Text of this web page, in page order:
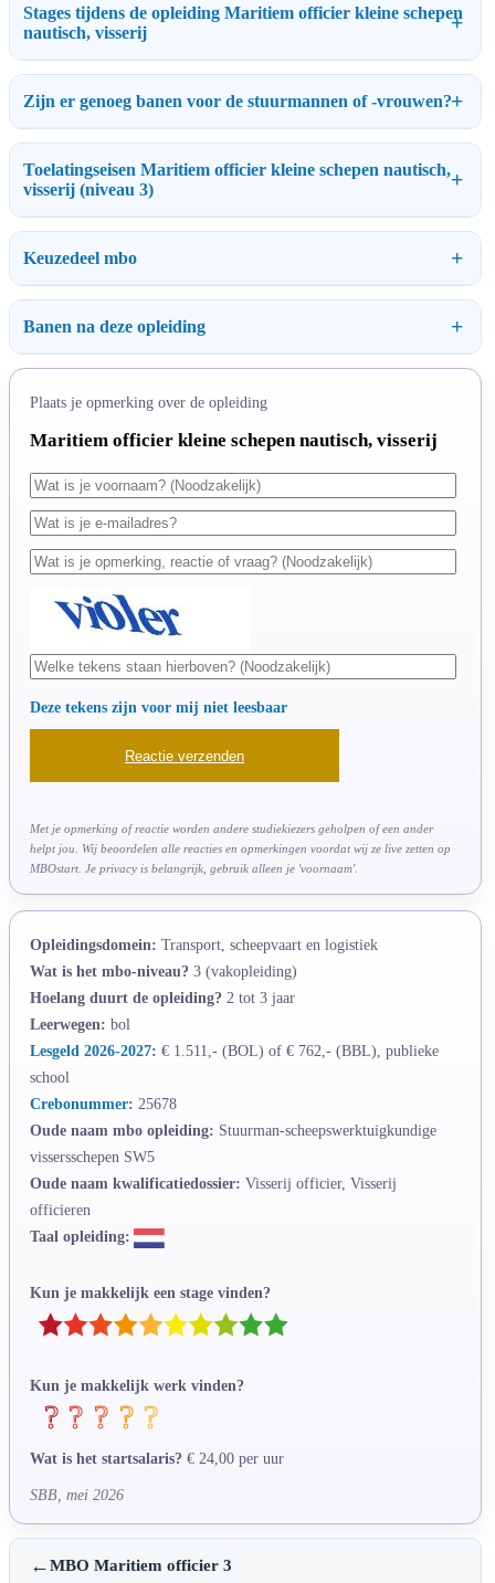
Stages tijdens de opleiding Maritiem officier kleine schepen
nautisch, visserij
Zijn er genoeg banen voor de stuurmannen of -vrouwen?
Toelatingseisen Maritiem officier kleine schepen nautisch,
visserij (niveau 3)
Keuzedeel mbo
Banen na deze opleiding
Plaats je opmerking over de opleiding
Maritiem officier kleine schepen nautisch, visserij
Deze tekens zijn voor mij niet leesbaar
Met je opmerking of reactie worden andere studiekiezers geholpen of een ander
helpt jou. Wij beoordelen alle reacties en opmerkingen voordat wij ze live zetten op
MBOstart. Je privacy is belangrijk, gebruik alleen je 'voornaam'.
Opleidingsdomein: Transport, scheepvaart en logistiek
Wat is het mbo-niveau? 3 (vakopleiding)
Hoelang duurt de opleiding? 2 tot 3 jaar
Leerwegen: bol
Lesgeld 2026-2027: € 1.511,- (BOL) of € 762,- (BBL), publieke
school
Crebonummer: 25678
Oude naam mbo opleiding: Stuurman-scheepswerktuigkundige
vissersschepen SW5
Oude naam kwalificatiedossier: Visserij officier, Visserij
officieren
Taal opleiding:
Kun je makkelijk een stage vinden?
Kun je makkelijk werk vinden?
Wat is het startsalaris? € 24,00 per uur
SBB, mei 2026
←MBO Maritiem officier 3